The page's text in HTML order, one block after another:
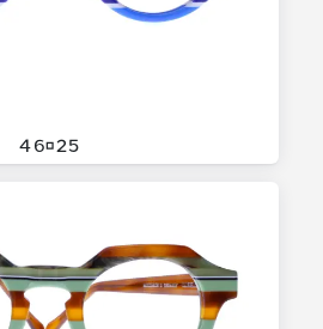
4625